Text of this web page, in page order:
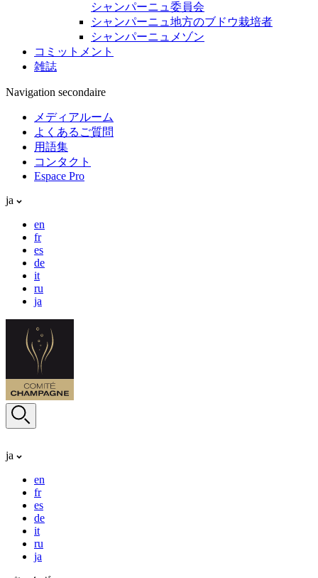
シャンパーニュ委員会
シャンパーニュ地方のブドウ栽培者
シャンパーニュメゾン
コミットメント
雑誌
Navigation secondaire
メディアルーム
よくあるご質問
用語集
コンタクト
Espace Pro
ja
en
fr
es
de
it
ru
ja
ja
en
fr
es
de
it
ru
ja